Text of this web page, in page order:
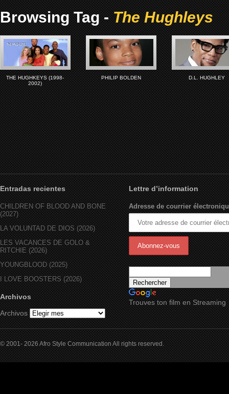
Browsing Tag -The Hughleys
THE HUGHKEYS (1998-
2002)
PHILIP BOLDEN D.L. HUGHLEY
Entradas recientes
CHILDREN OF BLOOD AND BONE
(2027)
LA VOLUNTAD DE DIOS (2026)
LES VACANCES DE GOLO &
RITCHIE (2026)
YOUNGBLOOD (2025)
I LOVE BOOSTERS (2026)
Archivos
Archivos
Lettre d’information
Adresse de courrier
Trouves ton film en Streaming
© 2001- 2026 Afro Style Communication All rights reserved.